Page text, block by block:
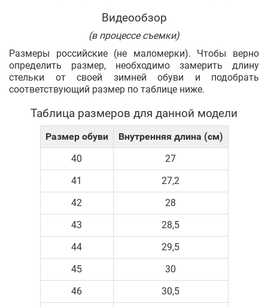
Видеообзор
(в процессе съемки)
Размеры российские (не маломерки). Чтобы верно
определить размер, необходимо замерить длину
стельки от своей зимней обуви и подобрать
соответствующий размер по таблице ниже.
Таблица размеров для данной модели
Размер обуви
Внутренняя длина (см)
40
27
41
27,2
42
28
43
28,5
44
29,5
45
30
46
30,5